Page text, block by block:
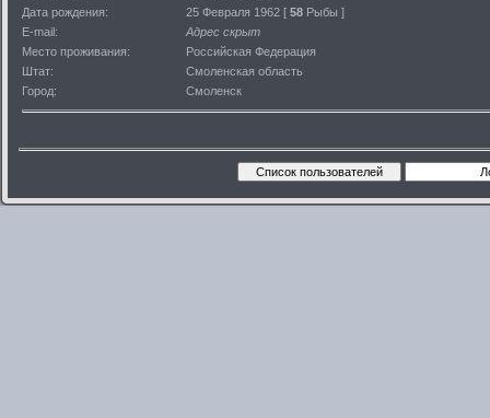
Дата рождения:
25 Февраля 1962 [ 58 Рыбы ]
E-mail:
Адрес скрыт
Место проживания:
Российская Федерация
Штат:
Смоленская область
Город:
Смоленск